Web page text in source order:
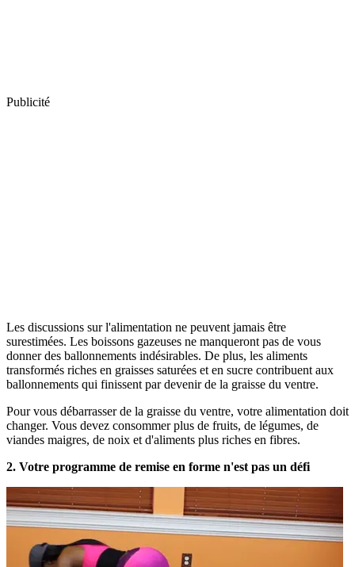
Publicité
Les discussions sur l'alimentation ne peuvent jamais être
surestimées. Les boissons gazeuses ne manqueront pas de vous
donner des ballonnements indésirables. De plus, les aliments
transformés riches en graisses saturées et en sucre contribuent aux
ballonnements qui finissent par devenir de la graisse du ventre.
Pour vous débarrasser de la graisse du ventre, votre alimentation doit
changer. Vous devez consommer plus de fruits, de légumes, de
viandes maigres, de noix et d'aliments plus riches en fibres.
2. Votre programme de remise en forme n'est pas un défi